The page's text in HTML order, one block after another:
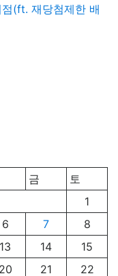
(ft. 재당첨제한 배
금
토
1
6 7
8
13 14
15
20 21 22